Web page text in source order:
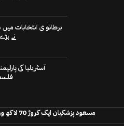
برطانو ی انتخابات
نے
آسٹریلیا کی
مسعود پزشکیان ایک کروڑ 70 لاکھ ووٹ حاصل کرکے ایران کے صدر بن گئے